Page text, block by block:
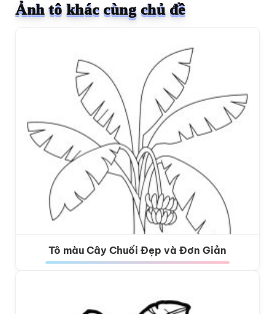
Ảnh tô khác cùng chủ đề
Tô màu Cây Chuối Đẹp và Đơn Giản